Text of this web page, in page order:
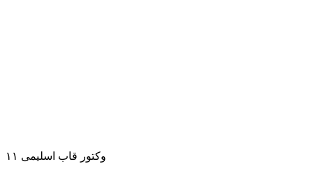
وکتور قاب اسلیمی ۱۱